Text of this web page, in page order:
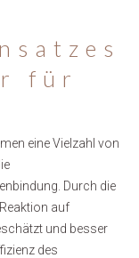
für
eine Vielzahl von
Durch die
auf
und besser
des